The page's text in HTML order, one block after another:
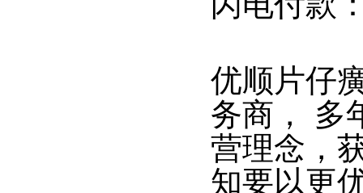
优顺片仔
务商， 多
营理念，
知要以更